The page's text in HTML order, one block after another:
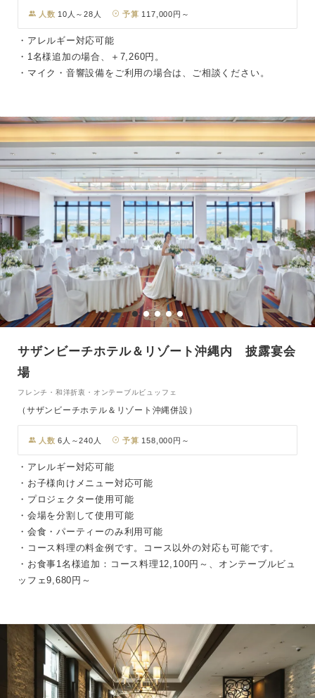
人数 10人～28人 予算 117,000円～
・アレルギー対応可能
・1名様追加の場合、＋7,260円。
・マイク・音響設備をご利用の場合は、ご相談ください。
サザンビーチホテル＆リゾート沖縄内 披露宴会
場
フレンチ・和洋折衷・オンテーブルビュッフェ
（サザンビーチホテル＆リゾート沖縄併設）
人数 6人～240人 予算 158,000円～
・アレルギー対応可能
・お子様向けメニュー対応可能
・プロジェクター使用可能
・会場を分割して使用可能
・会食・パーティーのみ利用可能
・コース料理の料金例です。コース以外の対応も可能です。
・お食事1名様追加：コース料理12,100円～、オンテーブルビュ
ッフェ9,680円～